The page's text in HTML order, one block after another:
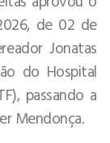
de 02 de
Jonatas
do Hospital
passando a
Mendonça.